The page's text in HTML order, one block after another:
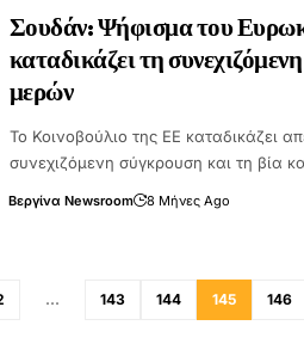
Σουδάν: Ψήφισμα του
καταδικάζει τη
μερών
Το Κοινοβούλιο της ΕΕ καταδικάζει
συνεχιζόμενη σύγκρουση και τη βία
Βεργίνα Newsroom 8 Μήνες Ago
… 143 144 145 146